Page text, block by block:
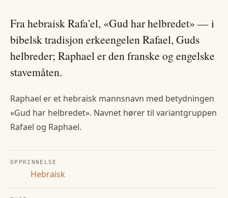
Fra hebraisk Rafa'el, «Gud har helbredet» — i
bibelsk tradisjon erkeengelen Rafael, Guds
helbreder; Raphael er den franske og engelske
stavemåten.
Raphael er et hebraisk mannsnavn med betydningen
«Gud har helbredet». Navnet hører til variantgruppen
Rafael og Raphael.
OPPRINNELSE
Hebraisk